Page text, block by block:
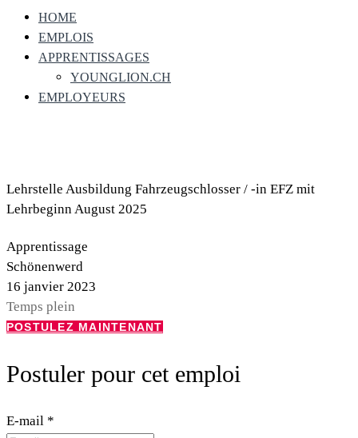
HOME
EMPLOIS
APPRENTISSAGES
YOUNGLION.CH
EMPLOYEURS
Lehrstelle Ausbildung Fahrzeugschlosser / -in EFZ mit
Lehrbeginn August 2025
Apprentissage
Schönenwerd
16 janvier 2023
Temps plein
POSTULEZ MAINTENANT
Postuler pour cet emploi
E-mail *